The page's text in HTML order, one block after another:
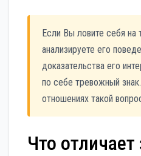
Если Вы ловите себя на
анализируете его
доказательства его
по себе тревожный
отношениях такой
Что отличает